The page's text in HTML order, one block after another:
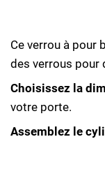
Ce verrou à pour
des verrous pour
Choisissez la
votre porte.
Assemblez le